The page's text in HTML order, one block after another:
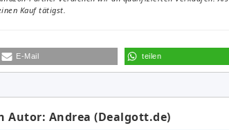
Kauf tätigst.
E-Mail teilen
Autor: Andrea (Dealgott.de)